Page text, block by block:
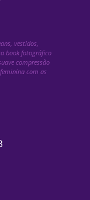
vestidos,
book fotográfico
compressão
com as